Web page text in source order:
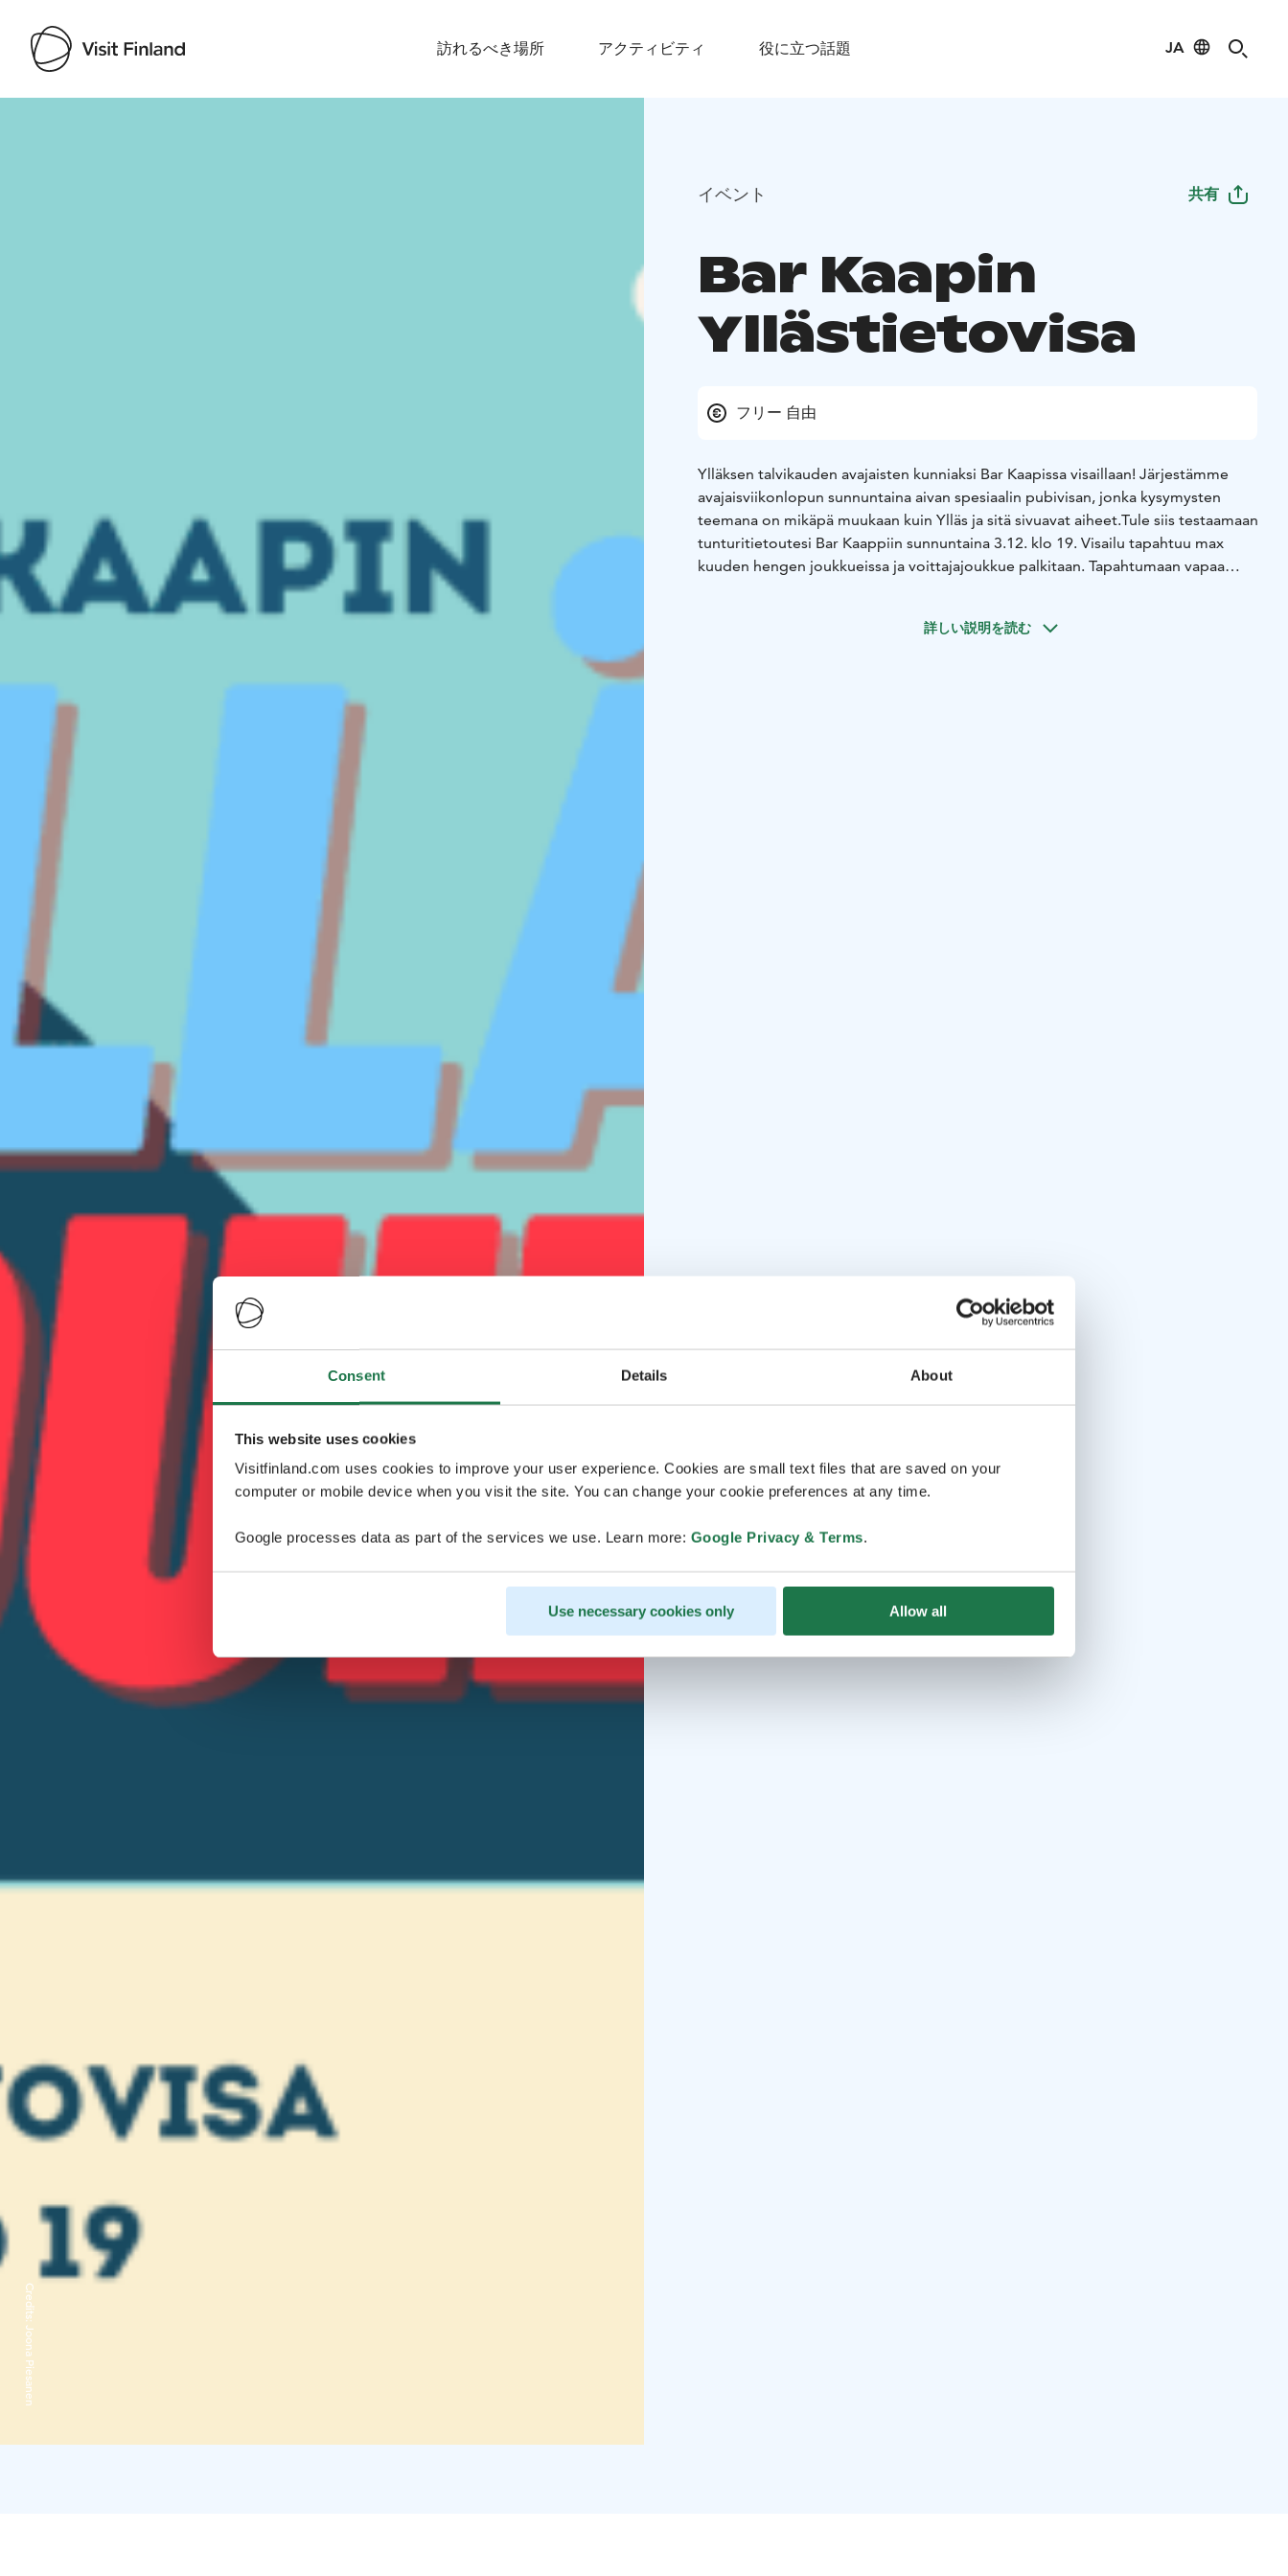
Consent Details About
This website uses cookies
Visitfinland.com uses cookies to improve your user experience. Cookies are small text files that are saved on your
computer or mobile device when you visit the site. You can change your cookie preferences at any time.
Google processes data as part of the services we use. Learn more: Google Privacy & Terms.
Use necessary cookies only Allow all
訪れるべき場所 アクティビティ 役に立つ話題 JA
Credits:
Joona Piesanen
イベント 共有
Bar Kaapin
Yllästietovisa
フリー 自由
Ylläksen talvikauden avajaisten kunniaksi Bar Kaapissa visaillaan! Järjestämme
avajaisviikonlopun sunnuntaina aivan spesiaalin pubivisan, jonka kysymysten
teemana on mikäpä muukaan kuin Ylläs ja sitä sivuavat aiheet.Tule siis testaamaan
tunturitietoutesi Bar Kaappiin sunnuntaina 3.12. klo 19. Visailu tapahtuu max
kuuden hengen joukkueissa ja voittajajoukkue palkitaan. Tapahtumaan vapaa
詳しい説明を読む